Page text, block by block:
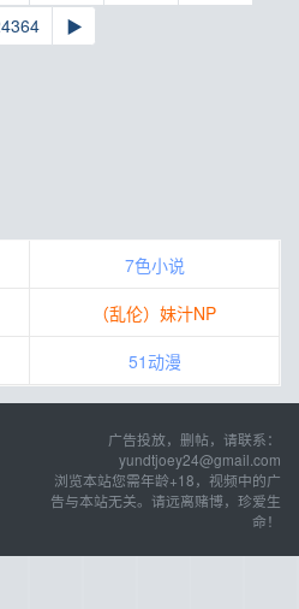
▶
7色小说
（乱伦）妹汁NP
51动漫
广告投放，删帖，请联系：
yundtjoey24@gmail.com
浏览本站您需年龄+18，视频中的广
告与本站无关。请远离赌博，珍爱生
命！